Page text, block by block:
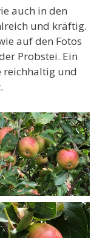
auch in den
und kräftig.
auf den Fotos
Probstei. Ein
reichhaltig und